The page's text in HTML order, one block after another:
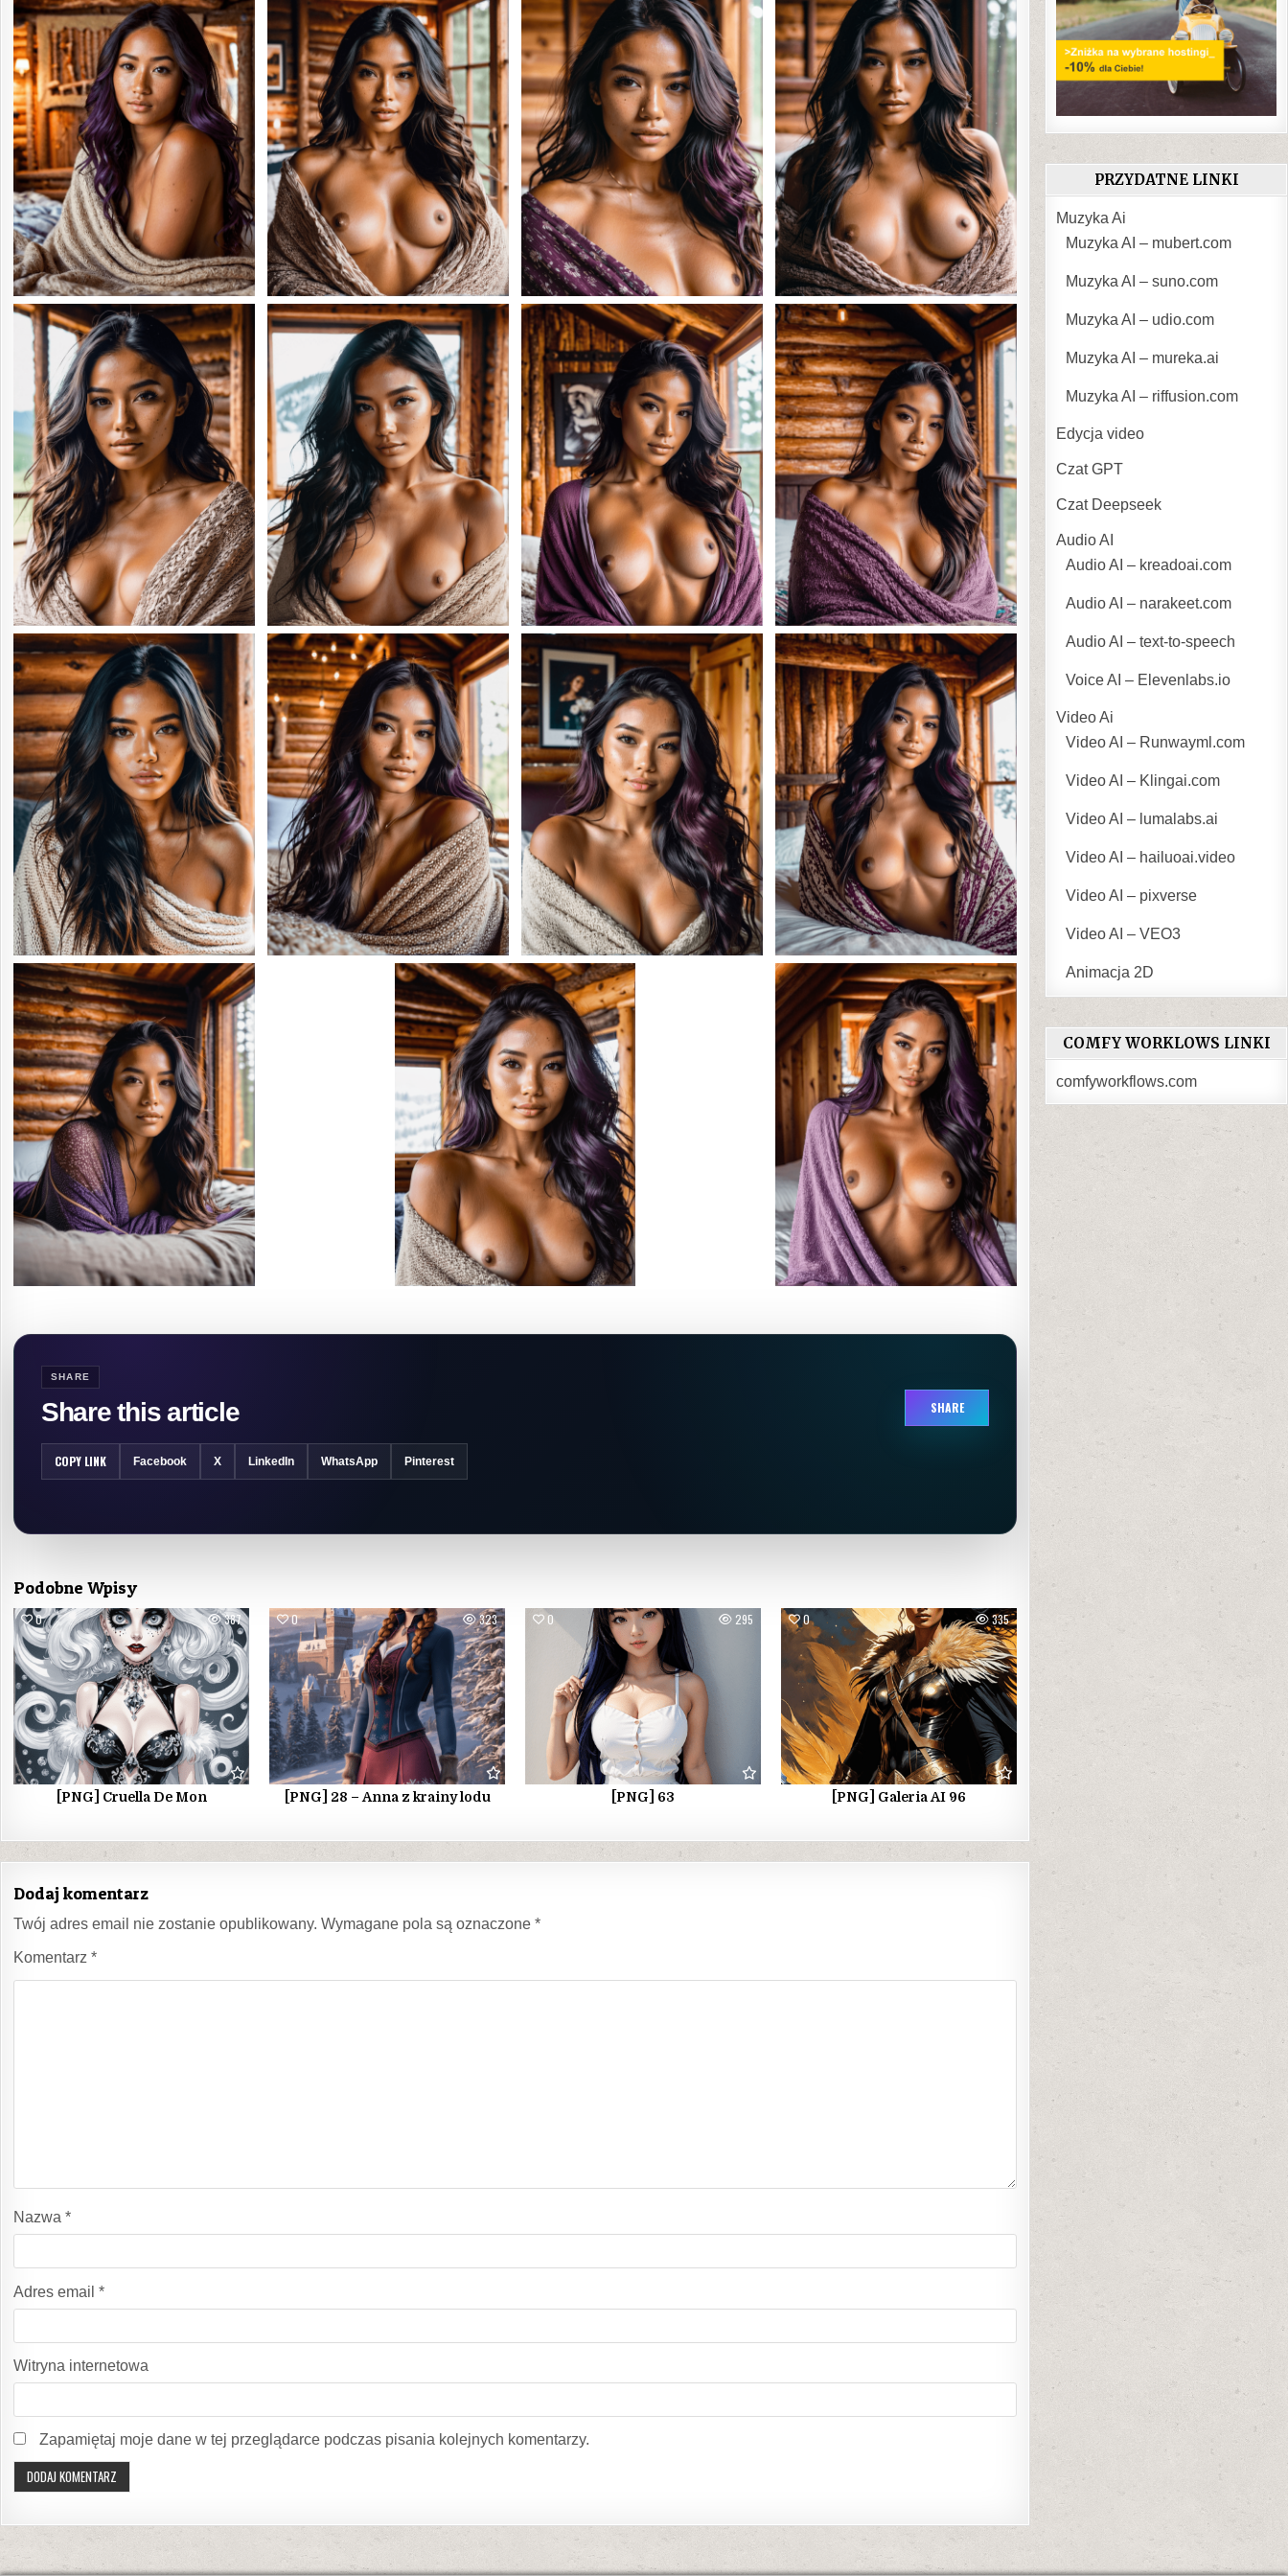
SHARE
Share this article SHARE
COPY LINK Facebook X LinkedIn WhatsApp Pinterest
Podobne Wpisy
0 387
[PNG] Cruella De Mon
0 323
[PNG] 28 – Anna z krainy lodu
0 295
[PNG] 63
0 335
[PNG] Galeria AI 96
Dodaj komentarz
Twój adres email nie zostanie opublikowany. Wymagane pola są oznaczone *
Komentarz *
Nazwa *
Adres email *
Witryna internetowa
Zapamiętaj moje dane w tej przeglądarce podczas pisania kolejnych komentarzy.
PRZYDATNE LINKI
Muzyka Ai
Muzyka AI – mubert.com
Muzyka AI – suno.com
Muzyka AI – udio.com
Muzyka AI – mureka.ai
Muzyka AI – riffusion.com
Edycja video
Czat GPT
Czat Deepseek
Audio AI
Audio AI – kreadoai.com
Audio AI – narakeet.com
Audio AI – text-to-speech
Voice AI – Elevenlabs.io
Video Ai
Video AI – Runwayml.com
Video AI – Klingai.com
Video AI – lumalabs.ai
Video AI – hailuoai.video
Video AI – pixverse
Video AI – VEO3
Animacja 2D
COMFY WORKLOWS LINKI
comfyworkflows.com